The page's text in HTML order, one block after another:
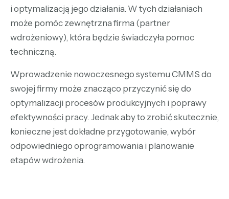
i optymalizacją jego działania. W tych działaniach
może pomóc zewnętrzna firma (partner
wdrożeniowy), która będzie świadczyła pomoc
techniczną.
Wprowadzenie nowoczesnego systemu CMMS do
swojej firmy może znacząco przyczynić się do
optymalizacji procesów produkcyjnych i poprawy
efektywności pracy. Jednak aby to zrobić skutecznie,
konieczne jest dokładne przygotowanie, wybór
odpowiedniego oprogramowania i planowanie
etapów wdrożenia.